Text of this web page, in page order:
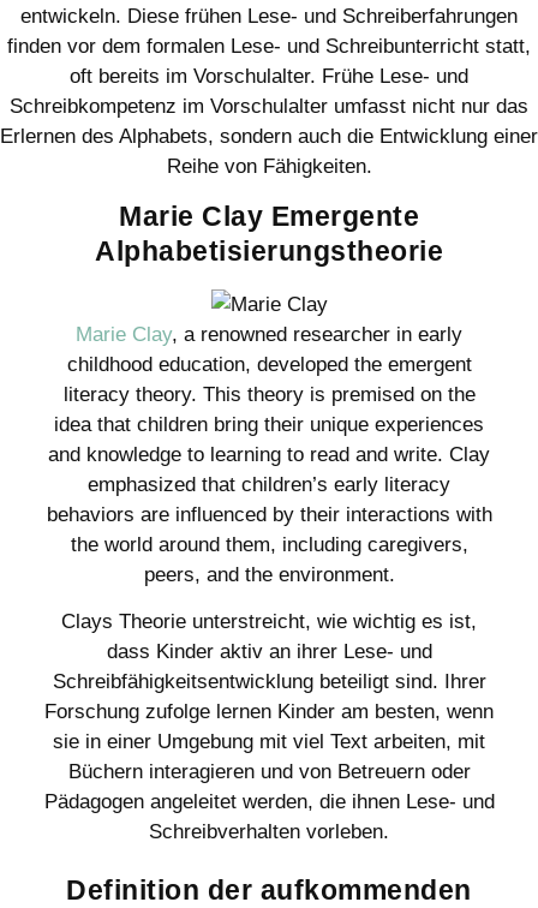
entwickeln. Diese frühen Lese- und Schreiberfahrungen
finden vor dem formalen Lese- und Schreibunterricht statt,
oft bereits im Vorschulalter. Frühe Lese- und
Schreibkompetenz im Vorschulalter umfasst nicht nur das
Erlernen des Alphabets, sondern auch die Entwicklung einer
Reihe von Fähigkeiten.
Marie Clay Emergente
Alphabetisierungstheorie
Marie Clay, a renowned researcher in early
childhood education, developed the emergent
literacy theory. This theory is premised on the
idea that children bring their unique experiences
and knowledge to learning to read and write. Clay
emphasized that children’s early literacy
behaviors are influenced by their interactions with
the world around them, including caregivers,
peers, and the environment.
Clays Theorie unterstreicht, wie wichtig es ist,
dass Kinder aktiv an ihrer Lese- und
Schreibfähigkeitsentwicklung beteiligt sind. Ihrer
Forschung zufolge lernen Kinder am besten, wenn
sie in einer Umgebung mit viel Text arbeiten, mit
Büchern interagieren und von Betreuern oder
Pädagogen angeleitet werden, die ihnen Lese- und
Schreibverhalten vorleben.
Definition der aufkommenden